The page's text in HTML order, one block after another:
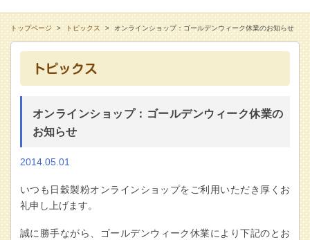
トップページ > トピックス > オンラインショップ：ゴールデンウィーク休業のお知らせ
オンラインショップ：ゴールデンウィーク休業の
お知らせ
2014.05.01
いつも日穀製粉オンラインショップをご利用いただき厚くお
礼申し上げます。
誠に勝手ながら、 ゴールデンウィーク休業により下記のとお